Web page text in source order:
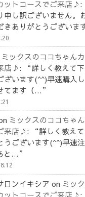
ットコースでご来店♪ :
申し訳ございません。
きありがとうございま
ミックスのココちゃん
店♪: “詳しく教えて
ざいます(^^)早速購入
てます（…”
ミックスのココちゃ
来店♪: “詳しく教え
うございます(^^)早速
と…”
ロンイキシア on ミッ